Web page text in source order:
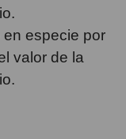
especie por
valor de la